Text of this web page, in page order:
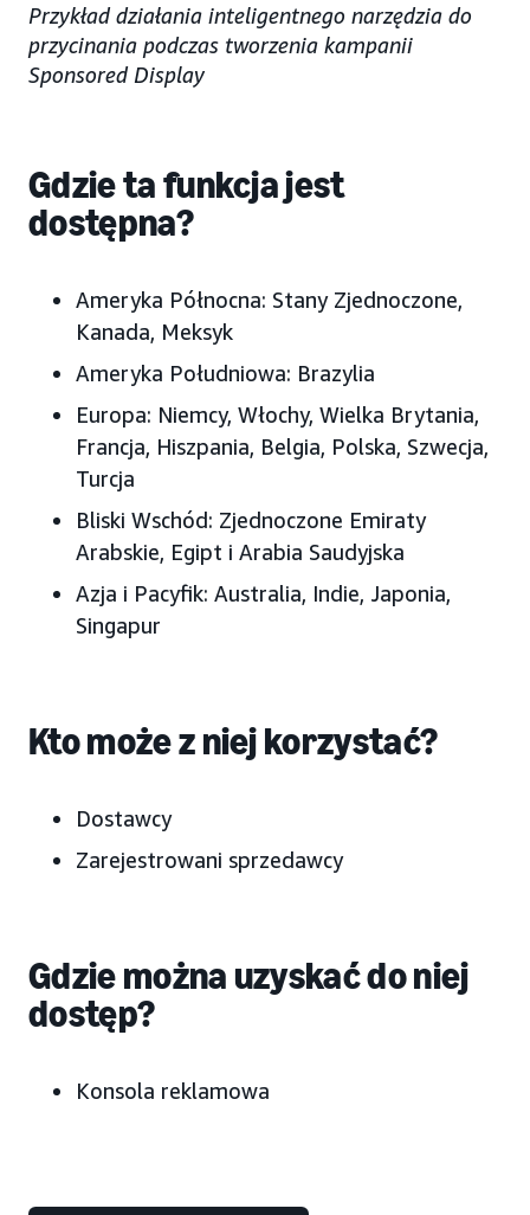
Przykład działania inteligentnego narzędzia do
przycinania podczas tworzenia kampanii
Sponsored Display
Gdzie ta funkcja jest
dostępna?
Ameryka Północna: Stany Zjednoczone,
Kanada, Meksyk
Ameryka Południowa: Brazylia
Europa: Niemcy, Włochy, Wielka Brytania,
Francja, Hiszpania, Belgia, Polska, Szwecja,
Turcja
Bliski Wschód: Zjednoczone Emiraty
Arabskie, Egipt i Arabia Saudyjska
Azja i Pacyfik: Australia, Indie, Japonia,
Singapur
Kto może z niej korzystać?
Dostawcy
Zarejestrowani sprzedawcy
Gdzie można uzyskać do niej
dostęp?
Konsola reklamowa